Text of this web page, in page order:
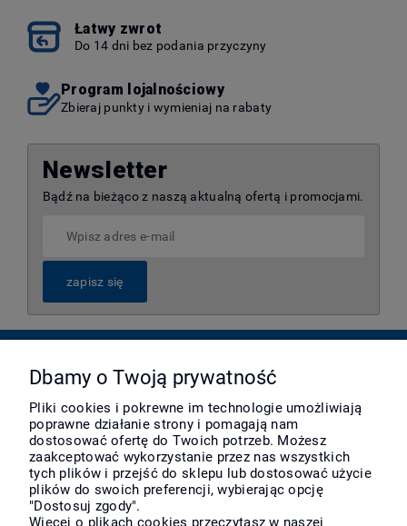
Łatwy zwrot
Do 14 dni bez podania przyczyny
Program lojalnościowy
Zbieraj punkty i wymieniaj na rabaty
Newsletter
Bądź na bieżąco z naszą aktualną ofertą i promocjami.
zapisz się
Pomoc
Moje konto
Płatności i dostawa
Dbamy o Twoją prywatność
Pliki cookies i pokrewne im technologie umożliwiają
poprawne działanie strony i pomagają nam
dostosować ofertę do Twoich potrzeb. Możesz
zaakceptować wykorzystanie przez nas wszystkich
tych plików i przejść do sklepu lub dostosować użycie
plików do swoich preferencji, wybierając opcję
"Dostosuj zgody".
Więcej o plikach cookies przeczytasz w naszej